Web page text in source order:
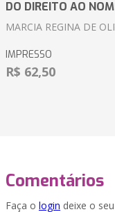
DO DIREITO AO
MARCIA REGINA DE
IMPRESSO
R$ 62,50
Comentários
Faça o login deixe o